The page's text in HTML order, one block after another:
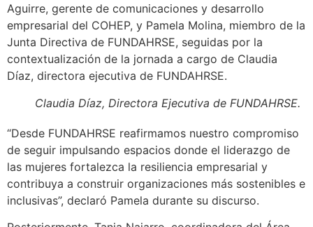
Aguirre, gerente de comunicaciones y desarrollo
empresarial del COHEP, y Pamela Molina, miembro de la
Junta Directiva de FUNDAHRSE, seguidas por la
contextualización de la jornada a cargo de Claudia
Díaz, directora ejecutiva de FUNDAHRSE.
Claudia Díaz, Directora Ejecutiva de FUNDAHRSE.
“Desde FUNDAHRSE reafirmamos nuestro compromiso
de seguir impulsando espacios donde el liderazgo de
las mujeres fortalezca la resiliencia empresarial y
contribuya a construir organizaciones más sostenibles e
inclusivas”, declaró Pamela durante su discurso.